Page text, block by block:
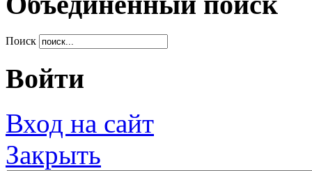
Поиск
Войти
Вход на сайт
Закрыть